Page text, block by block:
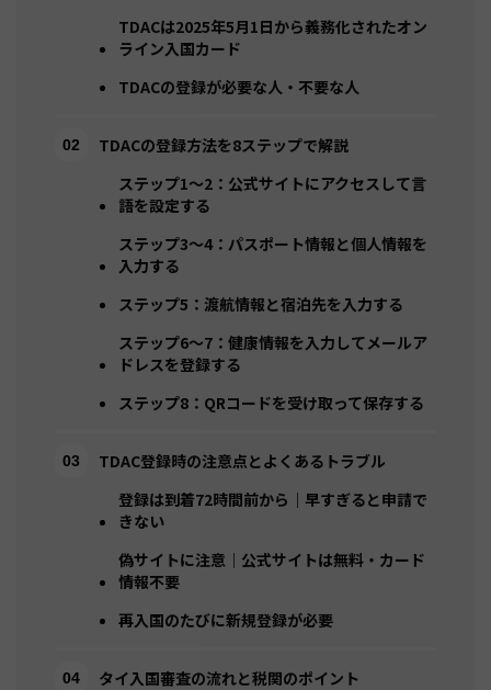
TDACは2025年5月1日から義務化されたオン
ライン入国カード
TDACの登録が必要な人・不要な人
TDACの登録方法を8ステップで解説
ステップ1〜2：公式サイトにアクセスして言
語を設定する
ステップ3〜4：パスポート情報と個人情報を
入力する
ステップ5：渡航情報と宿泊先を入力する
ステップ6〜7：健康情報を入力してメールア
ドレスを登録する
ステップ8：QRコードを受け取って保存する
TDAC登録時の注意点とよくあるトラブル
登録は到着72時間前から｜早すぎると申請で
きない
偽サイトに注意｜公式サイトは無料・カード
情報不要
再入国のたびに新規登録が必要
タイ入国審査の流れと税関のポイント